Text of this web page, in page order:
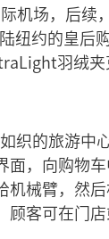
机场，后续
纽约的皇后
羽绒
织的旅游中
，向购物
械臂，然
客可在门